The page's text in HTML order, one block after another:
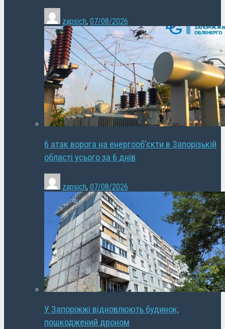
zapsich, 07/08/2026
6 атак ворога на енергооб’єкти в Запорізькій
області усього за 6 днів
zapsich, 07/08/2026
У Запоріжжі відновлюють будинок,
пошкоджений дроном